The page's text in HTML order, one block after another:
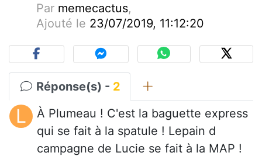
Par memecactus,
Ajouté le 23/07/2019, 11:12:20
Réponse(s) - 2
L
À Plumeau ! C'est la baguette express
qui se fait à la spatule ! Lepain d
campagne de Lucie se fait à la MAP !